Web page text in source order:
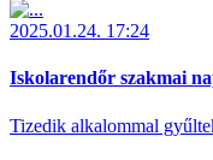
2025.01.24. 17:24
Iskolarendőr szakmai
Tizedik alkalommal